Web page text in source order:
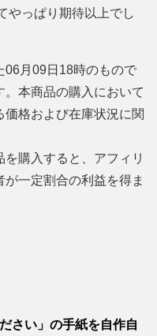
やっぱり期待以上でし
06月09日18時のもので
本商品の購入において
格および在庫状況に関
購入すると、アフィリ
一定割合の利益を得ま
さい」の手紙を自作自